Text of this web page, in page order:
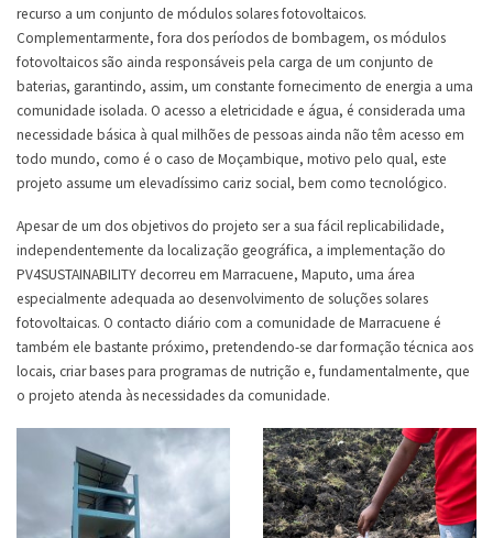
recurso a um conjunto de módulos solares fotovoltaicos.
Complementarmente, fora dos períodos de bombagem, os módulos
fotovoltaicos são ainda responsáveis pela carga de um conjunto de
baterias, garantindo, assim, um constante fornecimento de energia a uma
comunidade isolada. O acesso a eletricidade e água, é considerada uma
necessidade básica à qual milhões de pessoas ainda não têm acesso em
todo mundo, como é o caso de Moçambique, motivo pelo qual, este
projeto assume um elevadíssimo cariz social, bem como tecnológico.
Apesar de um dos objetivos do projeto ser a sua fácil replicabilidade,
independentemente da localização geográfica, a implementação do
PV4SUSTAINABILITY decorreu em Marracuene, Maputo, uma área
especialmente adequada ao desenvolvimento de soluções solares
fotovoltaicas. O contacto diário com a comunidade de Marracuene é
também ele bastante próximo, pretendendo-se dar formação técnica aos
locais, criar bases para programas de nutrição e, fundamentalmente, que
o projeto atenda às necessidades da comunidade.